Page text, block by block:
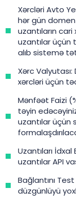
Xərcləri Avto
hər gün domen
uzantıların
uzantılar üçün
alıb sistemə
Xərc Valyutası:
xərcləri üçün
Mənfəət Faizi
təyin
uzantılar üçün
Uzantıları
uzantılar API
Bağlantını
düzgünlüyü